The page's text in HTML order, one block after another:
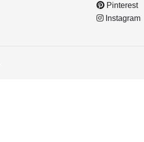
Pinterest
Instagram